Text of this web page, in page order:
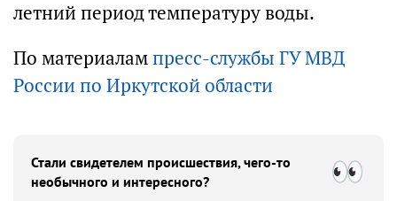
летний период температуру воды.
По материалампресс-службы ГУ МВД
России по Иркутской области
Стали свидетелем происшествия, чего-то
необычного и интересного?